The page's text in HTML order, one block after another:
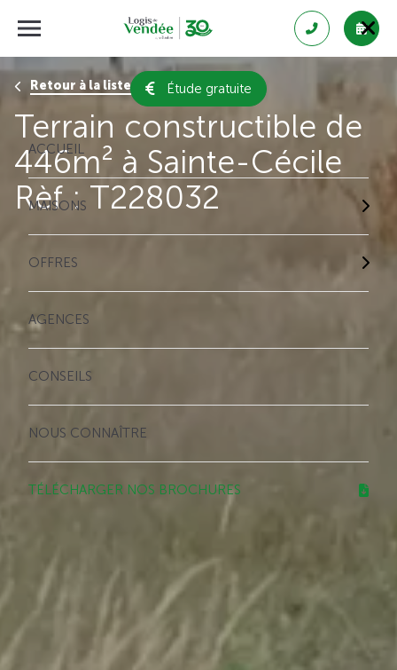
Étude gratuite
ACCUEIL
MAISONS
OFFRES
AGENCES
CONSEILS
NOUS CONNAÎTRE
TÉLÉCHARGER NOS BROCHURES
Retour à la liste des résultats
Terrain constructible de
446m² à Sainte-Cécile
Rèf : T228032